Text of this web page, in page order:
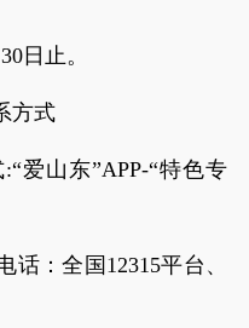
日止。
方式
爱山东”APP-“特色专
话：全国12315平台、